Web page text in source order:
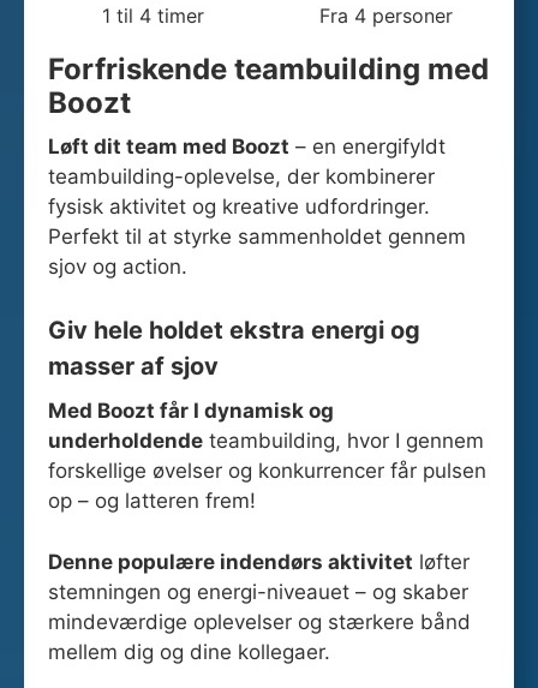
1 til 4 timer
Fra 4 personer
Forfriskende teambuilding med
Boozt
Løft dit team med Boozt – en energifyldt
teambuilding-oplevelse, der kombinerer
fysisk aktivitet og kreative udfordringer.
Perfekt til at styrke sammenholdet gennem
sjov og action.
Giv hele holdet ekstra energi og
masser af sjov
Med Boozt får I dynamisk og
underholdende teambuilding, hvor I gennem
forskellige øvelser og konkurrencer får pulsen
op – og latteren frem!
Denne populære indendørs aktivitet løfter
stemningen og energi-niveauet – og skaber
mindeværdige oplevelser og stærkere bånd
mellem dig og dine kollegaer.